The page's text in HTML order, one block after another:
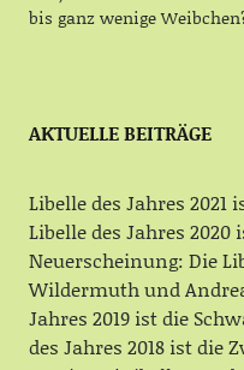
bis ganz wenige
AKTUELLE BEITRÄGE
Libelle des Jahres
Libelle des Jahres
Neuerscheinung: Die
Wildermuth und
Jahres 2019 ist die
des Jahres 2018 ist die